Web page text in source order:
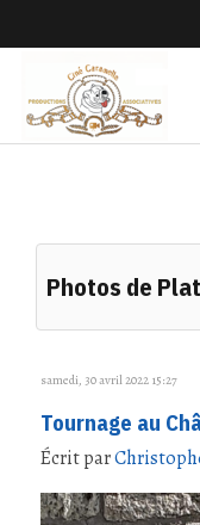
Photos de
samedi, 30 avril 2022 15:27
Tournage au
Écrit par